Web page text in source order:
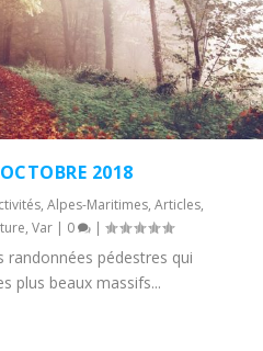
FERRAT
2018
,Alpes-Maritimes,Articles,
,Var | 0 |
randonnées pédestres qui
plus beaux massifs...